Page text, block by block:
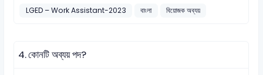
LGED – Work Assistant-2023
বাংলা বিয়োজক অব্যয়
4.কোনটি অব্যয় পদ?